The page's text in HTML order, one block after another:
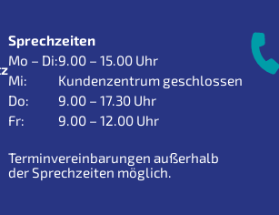
Sprechzeiten
Mo – Di:
Mi:
Do:
Fr:
9.00 – 15.00 Uhr
Kundenzentrum geschlossen
9.00 – 17.30 Uhr
9.00 – 12.00 Uhr
Terminvereinbarungen außerhalb
der Sprechzeiten möglich.